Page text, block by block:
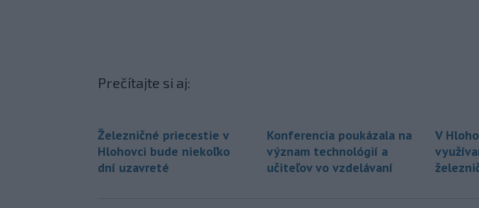
Prečítajte si aj:
Železničné priecestie v
Hlohovci bude niekoľko
dní uzavreté
Konferencia poukázala na
význam technológií a
učiteľov vo vzdelávaní
V